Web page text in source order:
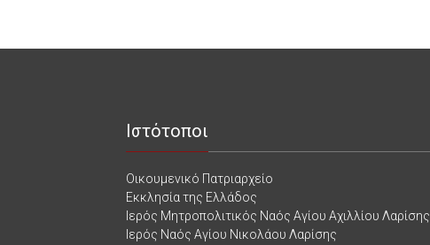
Ιστότοποι
Οικουμενικό Πατριαρχείο
Εκκλησία της Ελλάδος
Ιερός Μητροπολιτικός Ναός Αγίου Αχιλλίου Λαρίσης
Ιερός Ναός Αγίου Νικολάου Λαρίσης